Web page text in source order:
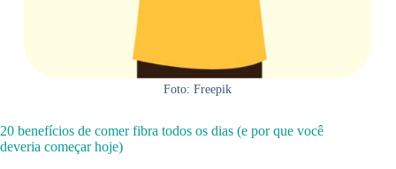
Foto: Freepik
20 benefícios de comer fibra todos os dias (e por que você
deveria começar hoje)